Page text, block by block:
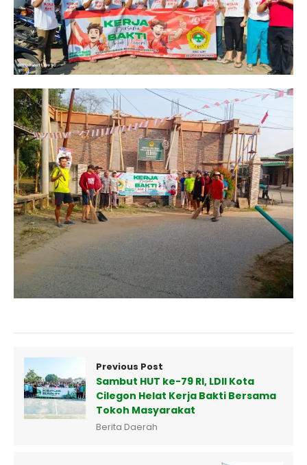
Previous Post
Sambut HUT ke-79 RI, LDII Kota
Cilegon Helat Kerja Bakti Bersama
Tokoh Masyarakat
Berita Daerah